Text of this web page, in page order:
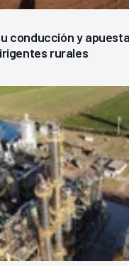
conducción y
rurales